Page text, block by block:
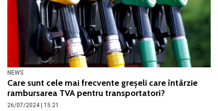
NEWS
Care sunt cele mai frecvente greșeli care întârzie
rambursarea TVA pentru transportatori?
26/07/2024 | 15:21